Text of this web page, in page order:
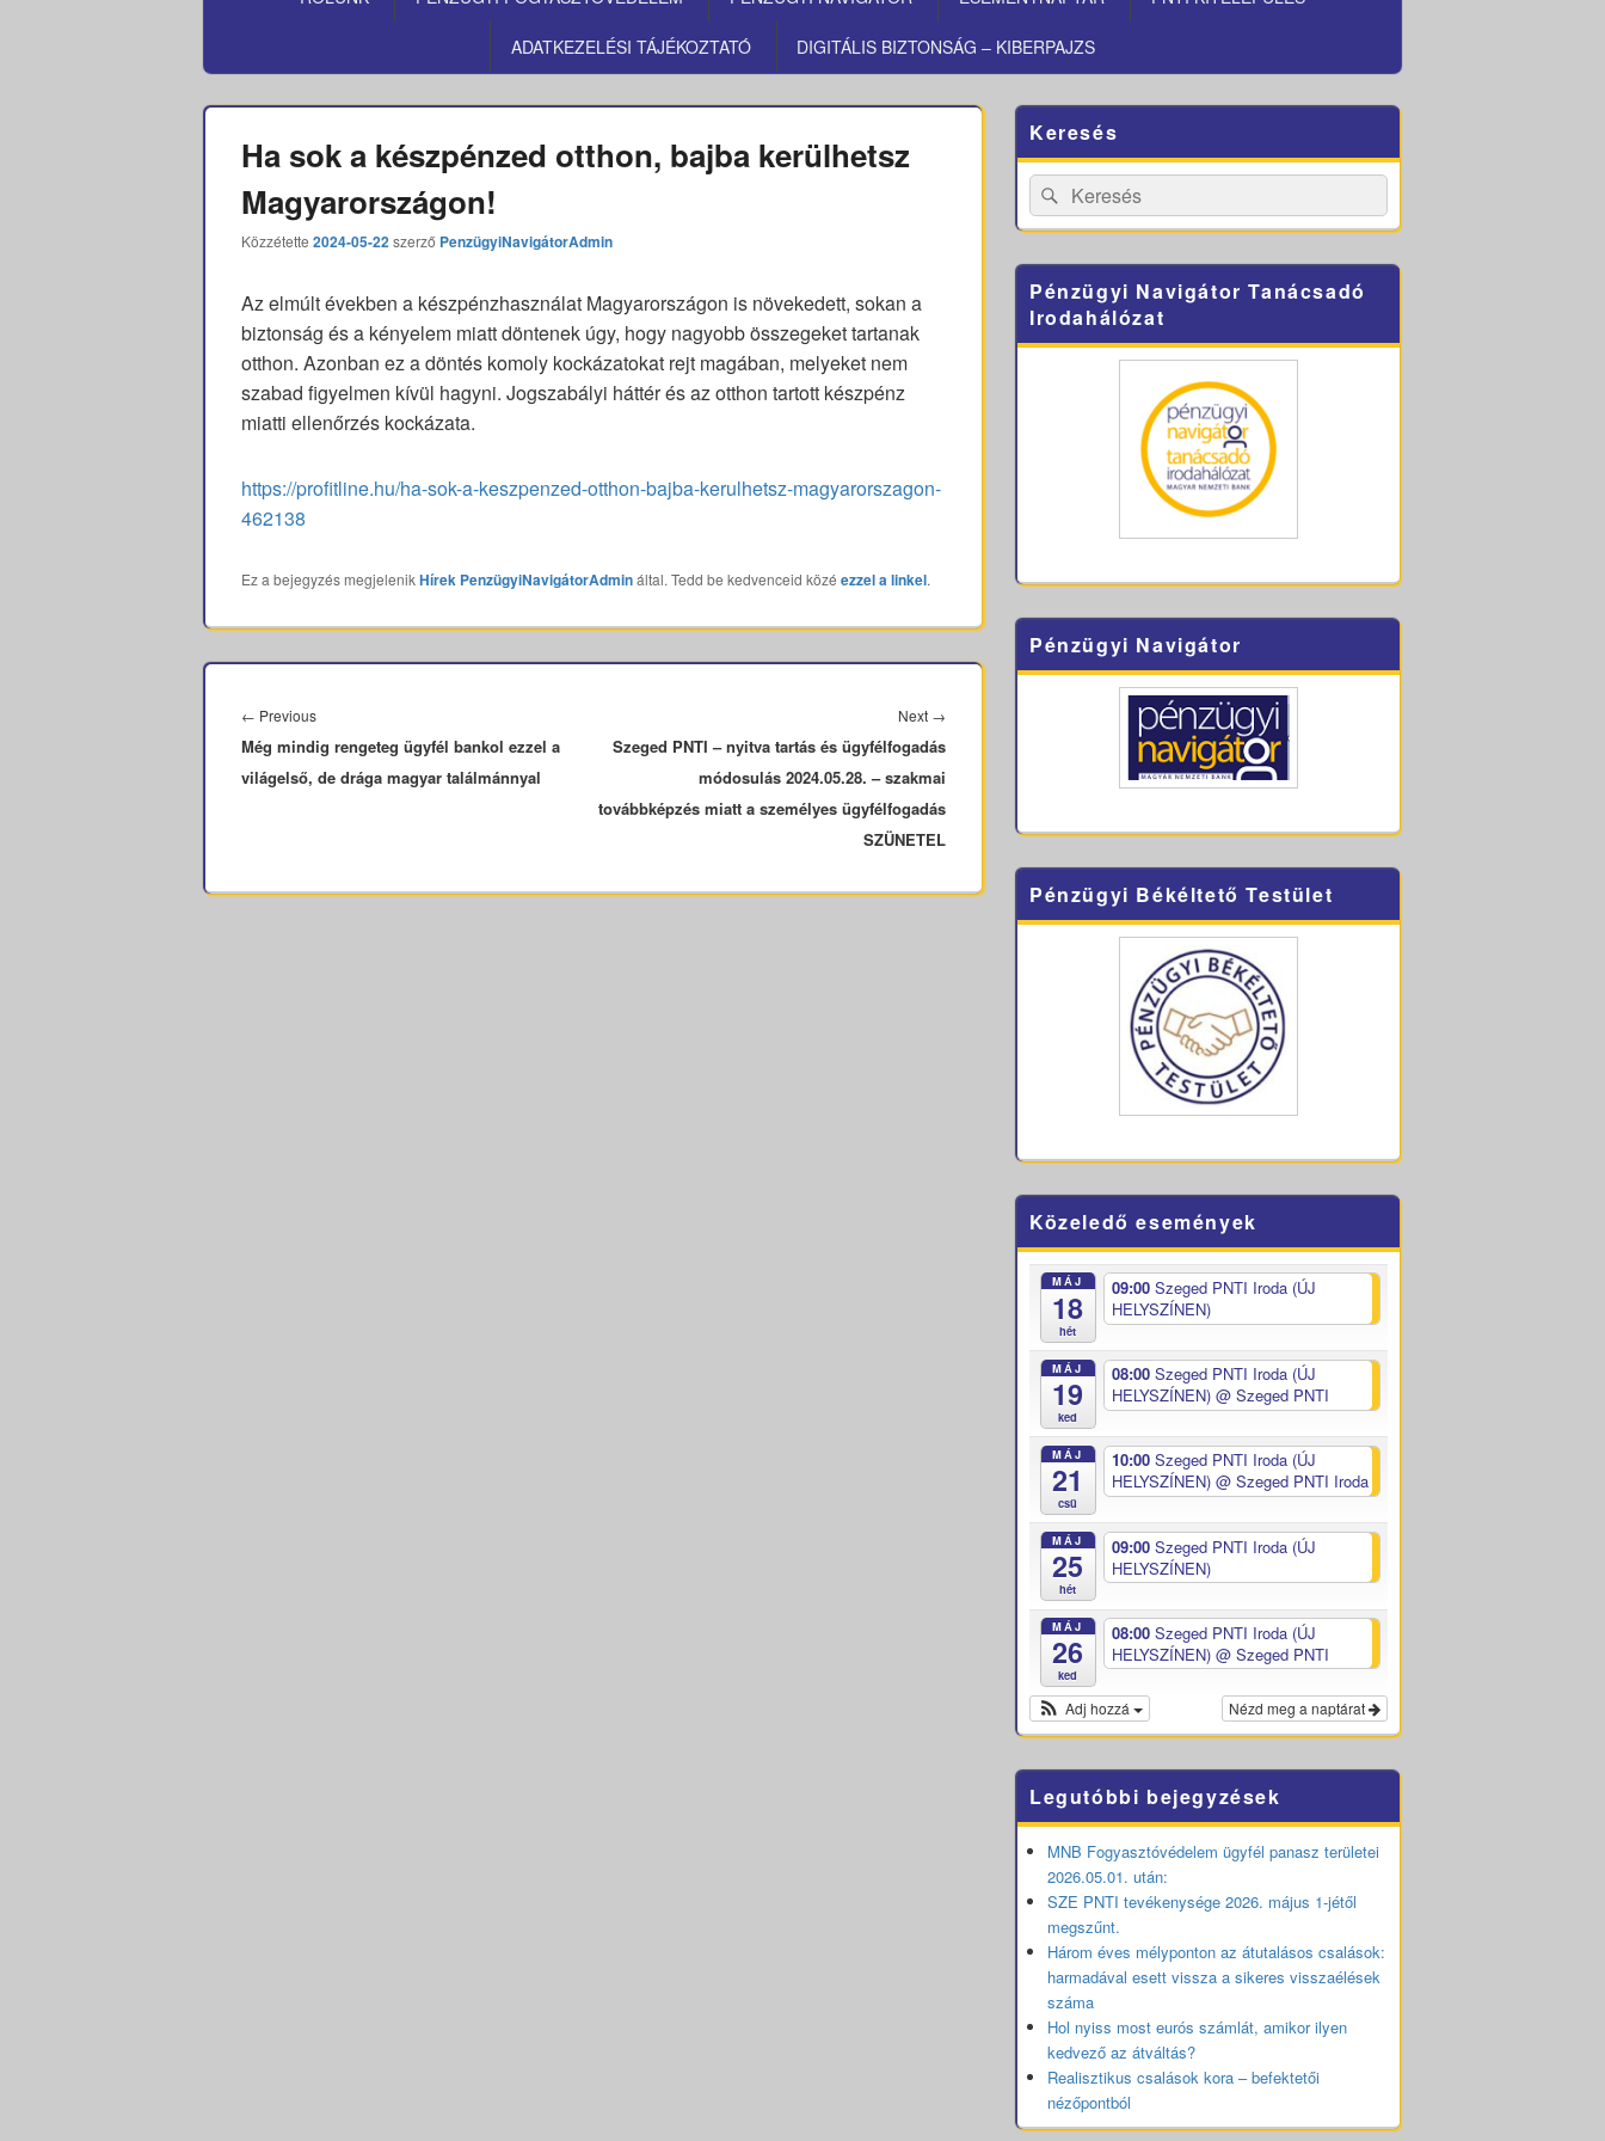
ADATKEZELÉSI TÁJÉKOZTATÓ DIGITÁLIS BIZTONSÁG – KIBERPAJZS
Ha sok a készpénzed otthon, bajba kerülhetsz
Magyarországon!
Közzétette 2024-05-22szerző PenzügyiNavigátorAdmin
Az elmúlt években a készpénzhasználat Magyarországon is növekedett, sokan a
biztonság és a kényelem miatt döntenek úgy, hogy nagyobb összegeket tartanak
otthon. Azonban ez a döntés komoly kockázatokat rejt magában, melyeket nem
szabad figyelmen kívül hagyni. Jogszabályi háttér és az otthon tartott készpénz
miatti ellenőrzés kockázata.
https://profitline.hu/ha-sok-a-keszpenzed-otthon-bajba-kerulhetsz-magyarorszagon-
462138
Ez a bejegyzés megjelenikHírek PenzügyiNavigátorAdmináltal. Tedd be kedvenceid közé ezzel a linkel.
navigáció
← PreviousPrevious
post:
Még mindig rengeteg ügyfél bankol ezzel a
világelső, de drága magyar találmánnyal
Next →
post:
Szeged PNTI – nyitva tartás és ügyfélfogadás
módosulás 2024.05.28. – szakmai
továbbképzés miatt a személyes ügyfélfogadás
SZÜNETEL
Sidebar
Widget
Area
Keresés
Search
for:
Search
Pénzügyi Navigátor Tanácsadó
Irodahálózat
Pénzügyi Navigátor
Pénzügyi Békéltető Testület
Közeledő események
MÁJ
18
hét
09:00 Szeged PNTI Iroda (ÚJ
HELYSZÍNEN)
MÁJ
19
ked
08:00 Szeged PNTI Iroda (ÚJ
HELYSZÍNEN) @ Szeged PNTI
MÁJ
21
csü
10:00 Szeged PNTI Iroda (ÚJ
HELYSZÍNEN) @ Szeged PNTI Iroda
MÁJ
25
hét
09:00 Szeged PNTI Iroda (ÚJ
HELYSZÍNEN)
MÁJ
26
ked
08:00 Szeged PNTI Iroda (ÚJ
HELYSZÍNEN) @ Szeged PNTI
Nézd meg a naptárat
Adj hozzá
Legutóbbi bejegyzések
MNB Fogyasztóvédelem ügyfél panasz területei
2026.05.01. után:
SZE PNTI tevékenysége 2026. május 1-jétől
megszűnt.
Három éves mélyponton az átutalásos csalások:
harmadával esett vissza a sikeres visszaélések
száma
Hol nyiss most eurós számlát, amikor ilyen
kedvező az átváltás?
Realisztikus csalások kora – befektetői
nézőpontból